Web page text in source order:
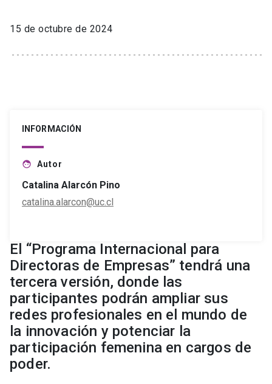
15 de octubre de 2024
INFORMACIÓN
face Autor
Catalina Alarcón Pino
catalina.alarcon@uc.cl
El “Programa Internacional para
Directoras de Empresas” tendrá una
tercera versión, donde las
participantes podrán ampliar sus
redes profesionales en el mundo de
la innovación y potenciar la
participación femenina en cargos de
poder.